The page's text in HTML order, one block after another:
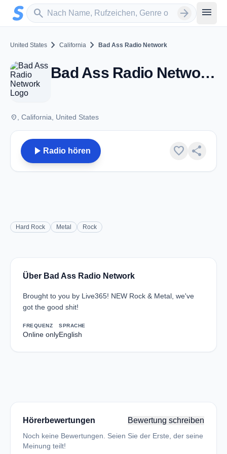
Zum Hauptinhalt springen
search
Sender suchen arrow_forward menu
United States chevron_right California chevron_right Bad Ass Radio Network
Bad Ass Radio Network - CA
place , California, United States
play_arrow Radio hören favorite share
Hard Rock Metal Rock
Über Bad Ass Radio Network
Brought to you by Live365! NEW Rock & Metal, we've
got the good shit!
FREQUENZ
Online only
SPRACHE
English
Hörerbewertungen Bewertung schreiben
Noch keine Bewertungen. Seien Sie der Erste, der seine
Meinung teilt!